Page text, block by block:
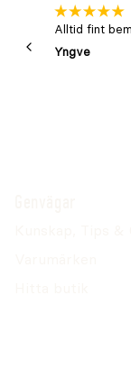
Alltid fint
Yngve